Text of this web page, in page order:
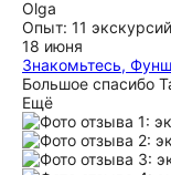
Olga
Опыт: 11 экскурсий
18 июня
Знакомьтесь,
Большое спасибо
Ещё